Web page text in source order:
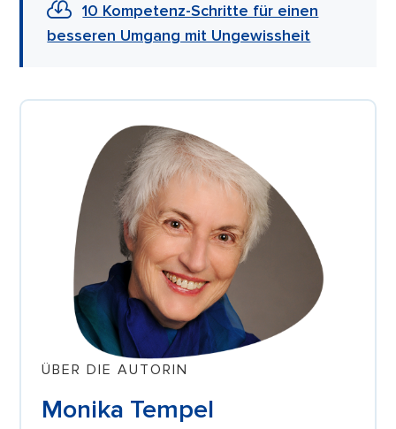
10 Kompetenz-Schritte für einen
besseren Umgang mit Ungewissheit
ÜBER DIE AUTORIN
Monika Tempel